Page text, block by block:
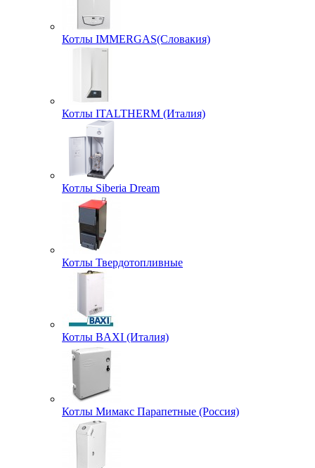
Котлы IMMERGAS(Словакия)
Котлы ITALTHERM (Италия)
Котлы Siberia Dream
Котлы Твердотопливные
Котлы BAXI (Италия)
Котлы Мимакс Парапетные (Россия)